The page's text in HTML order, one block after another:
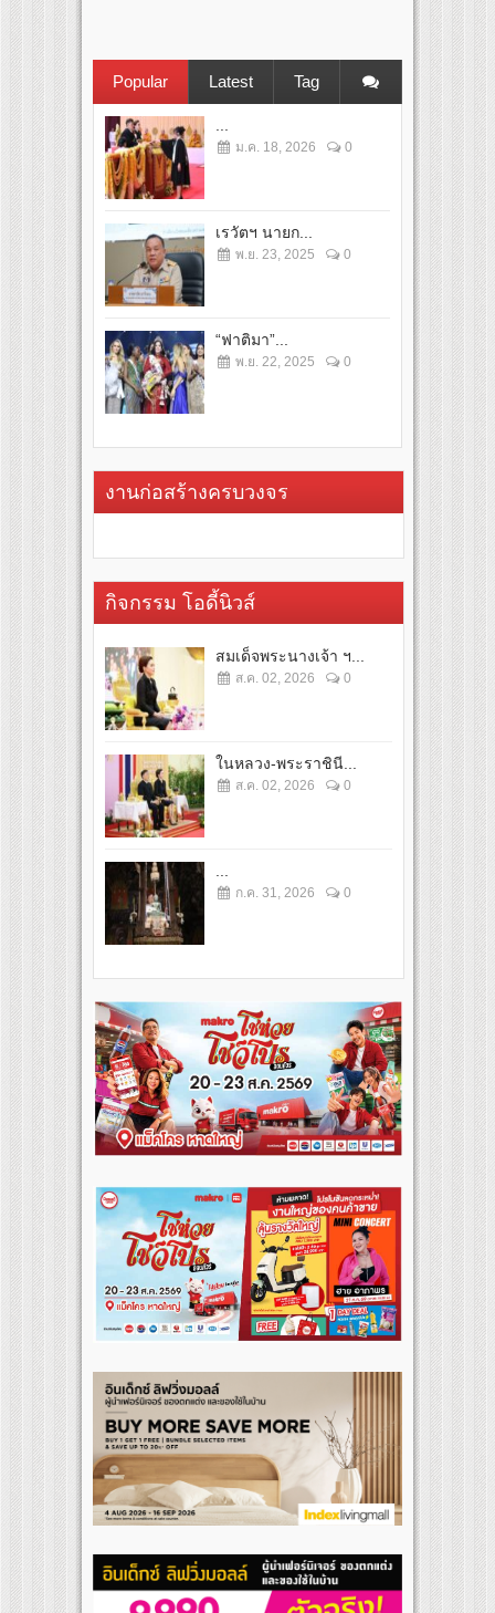
Popular Latest Tag
ม.ค. 18, 2026 0
เรวัตฯ นายก...
พ.ย. 23, 2025 0
“ฟาติมา”...
พ.ย. 22, 2025 0
งานก่อสร้างครบวงจร
กิจกรรม โอดี้นิวส์
สมเด็จพระนางเจ้า ฯ...
ส.ค. 02, 2026 0
ในหลวง-พระราชินี...
ส.ค. 02, 2026 0
ก.ค. 31, 2026 0